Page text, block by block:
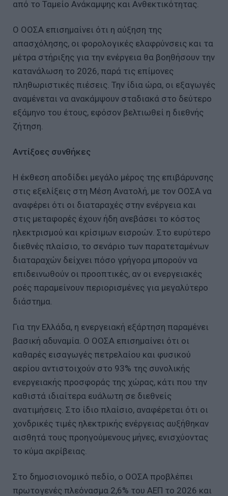
από το Ταμείο Ανάκαμψης και Ανθεκτικότητας.
Ο ΟΟΣΑ επισημαίνει ότι η αύξηση της
απασχόλησης, οι φορολογικές ελαφρύνσεις και τα
μέτρα στήριξης για την ενέργεια θα βοηθήσουν την
κατανάλωση το 2026, παρά τις επίμονες
πληθωριστικές πιέσεις. Την ίδια ώρα, οι εξαγωγές
αναμένεται να ανακάμψουν σταδιακά στο δεύτερο
εξάμηνο του έτους, εφόσον βελτιωθεί η διεθνής
ζήτηση.
Αντίξοες συνθήκες
Η έκθεση αποδίδει μεγάλο μέρος της επιβάρυνσης
στις εξελίξεις στη Μέση Ανατολή, με τον ΟΟΣΑ να
αναφέρει ότι οι διαταραχές στην ενέργεια και
στις μεταφορές έχουν ήδη ανεβάσει το κόστος
ηλεκτρισμού και κρίσιμων εισροών. Στο ευρύτερο
διεθνές πλαίσιο, το σενάριο των παρατεταμένων
διαταραχών δείχνει πόσο γρήγορα μπορούν να
επιδεινωθούν οι προοπτικές, αν οι ενεργειακές
ροές παραμείνουν περιορισμένες για μεγαλύτερο
διάστημα.
Για την Ελλάδα, η ενεργειακή εξάρτηση παραμένει
βασική αδυναμία. Ο ΟΟΣΑ επισημαίνει ότι οι
καθαρές εισαγωγές πετρελαίου και φυσικού
αερίου αντιστοιχούν στο 93% της συνολικής
ενεργειακής προσφοράς της χώρας, κάτι που την
καθιστά ιδιαίτερα ευάλωτη σε διεθνείς
ανατιμήσεις. Στο ίδιο πλαίσιο, αναφέρεται ότι οι
χονδρικές τιμές ηλεκτρικής ενέργειας αυξήθηκαν
αισθητά τους προηγούμενους μήνες, ενισχύοντας
το κύμα ακρίβειας.
Στο δημοσιονομικό πεδίο, ο ΟΟΣΑ προβλέπει
πρωτογενές πλεόνασμα 2,6% του ΑΕΠ το 2026 και